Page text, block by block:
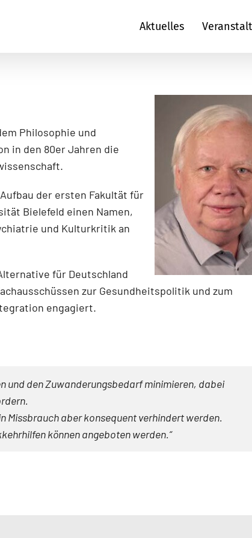
Aktuelles
Philosophie und
in den 80er Jahren die
der ersten Fakultät für
Bielefeld einen Namen,
und Kulturkritik an
für Deutschland
zur Gesundheitspolitik und zum
engagiert.
und den Zuwanderungsbedarf minimieren, dabei
Missbrauch aber konsequent verhindert werden.
können angeboten werden.“